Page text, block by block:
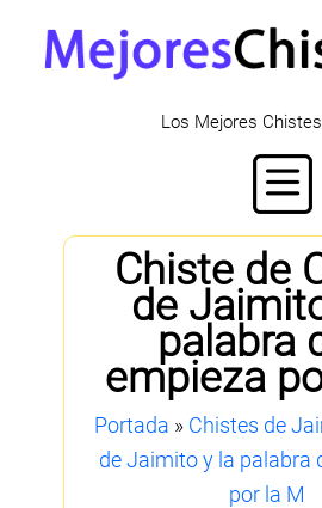
Los Mejores
Chiste de
de
palabra
empieza
Portada » Chistes de
de Jaimito y la palabra
por la M